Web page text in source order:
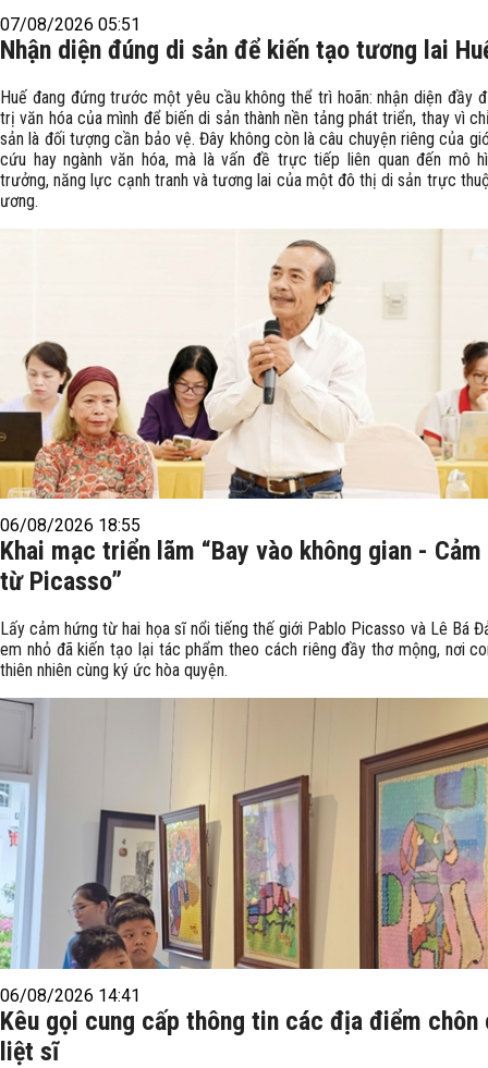
07/08/2026 05:51
Nhận diện đúng di sản để kiến tạo tương lai
Huế đang đứng trước một yêu cầu không thể trì hoãn: nhận diện đầy
trị văn hóa của mình để biến di sản thành nền tảng phát triển, thay vì
sản là đối tượng cần bảo vệ. Đây không còn là câu chuyện riêng của
cứu hay ngành văn hóa, mà là vấn đề trực tiếp liên quan đến mô
trưởng, năng lực cạnh tranh và tương lai của một đô thị di sản trực
ương.
06/08/2026 18:55
Khai mạc triển lãm “Bay vào không gian -
từ Picasso”
Lấy cảm hứng từ hai họa sĩ nổi tiếng thế giới Pablo Picasso và Lê Bá
em nhỏ đã kiến tạo lại tác phẩm theo cách riêng đầy thơ mộng, nơi
thiên nhiên cùng ký ức hòa quyện.
06/08/2026 14:41
Kêu gọi cung cấp thông tin các địa điểm chôn
liệt sĩ